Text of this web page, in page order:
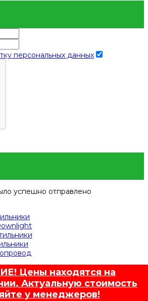
персональных данных
успешно отправлено
Цены находятся на
Актуальную стоимость
у менеджеров!